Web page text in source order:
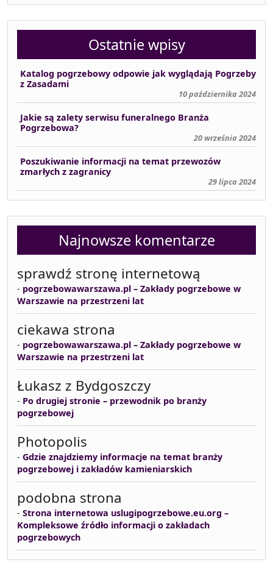
Ostatnie wpisy
Katalog pogrzebowy odpowie jak wyglądają Pogrzeby
z Zasadami
10 października 2024
Jakie są zalety serwisu funeralnego Branża
Pogrzebowa?
20 września 2024
Poszukiwanie informacji na temat przewozów
zmarłych z zagranicy
29 lipca 2024
Najnowsze komentarze
sprawdź stronę internetową
- pogrzebowawarszawa.pl – Zakłady pogrzebowe w
Warszawie na przestrzeni lat
ciekawa strona
- pogrzebowawarszawa.pl – Zakłady pogrzebowe w
Warszawie na przestrzeni lat
Łukasz z Bydgoszczy
- Po drugiej stronie – przewodnik po branży
pogrzebowej
Photopolis
- Gdzie znajdziemy informacje na temat branży
pogrzebowej i zakładów kamieniarskich
podobna strona
- Strona internetowa uslugipogrzebowe.eu.org –
Kompleksowe źródło informacji o zakładach
pogrzebowych